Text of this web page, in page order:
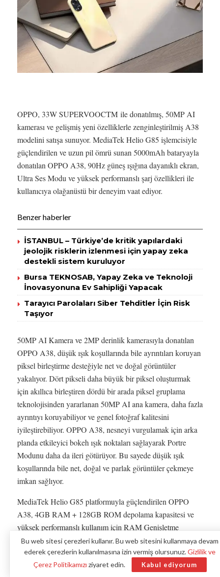
OPPO, 33W SUPERVOOCTM ile donatılmış, 50MP AI
kamerası ve gelişmiş yeni özelliklerle zenginleştirilmiş A38
modelini satışa sunuyor. MediaTek Helio G85 işlemcisiyle
güçlendirilen ve uzun pil ömrü sunan 5000mAh bataryayla
donatılan OPPO A38, 90Hz güneş ışığına dayanıklı ekran,
Ultra Ses Modu ve yüksek performanslı şarj özellikleri ile
kullanıcıya olağanüstü bir deneyim vaat ediyor.
Benzer haberler
İSTANBUL – Türkiye’de kritik yapılardaki
jeolojik risklerin izlenmesi için yapay zeka
destekli sistem kuruluyor
Bursa TEKNOSAB, Yapay Zeka ve Teknoloji
İnovasyonuna Ev Sahipliği Yapacak
Tarayıcı Parolaları Siber Tehditler İçin Risk
Taşıyor
50MP AI Kamera ve 2MP derinlik kamerasıyla donatılan
OPPO A38, düşük ışık koşullarında bile ayrıntıları koruyan
piksel birleştirme desteğiyle net ve doğal görüntüler
yakalıyor. Dört pikseli daha büyük bir piksel oluşturmak
için akıllıca birleştiren dördü bir arada piksel gruplama
teknolojisinden yararlanan 50MP AI ana kamera, daha fazla
ayrıntıyı koruyabiliyor ve genel fotoğraf kalitesini
iyileştirebiliyor. OPPO A38, nesneyi vurgulamak için arka
planda etkileyici bokeh ışık noktaları sağlayarak Portre
Modunu daha da ileri götürüyor. Bu sayede düşük ışık
koşullarında bile net, doğal ve parlak görüntüler çekmeye
imkan sağlıyor.
MediaTek Helio G85 platformuyla güçlendirilen OPPO
A38, 4GB RAM + 128GB ROM depolama kapasitesi ve
yüksek performanslı kullanım için RAM Genişletme
teknolojisi sunuyor. OPPO A38, 6.56 inç HD+ ekranında
90Hz yenileme hızı ve yüzde 96 DCI-P3 renk gamı ile canlı
ve akıcı görseller sunuyor. Ayrıca OPPO A38’in ekranı
Bu web sitesi çerezleri kullanır. Bu web sitesini kullanmaya devam
ederek çerezlerin kullanılmasına izin vermiş olursunuz.Gizlilik ve
Çerez Politikamızı ziyaret edin. Kabul ediyorum